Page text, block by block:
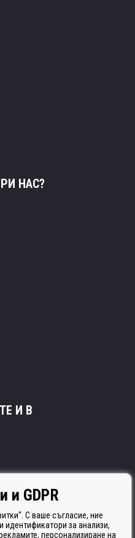
НАС?
И В
и GDPR
С ваше съгласие, ние
идентификатори за анализи,
персонализиране на